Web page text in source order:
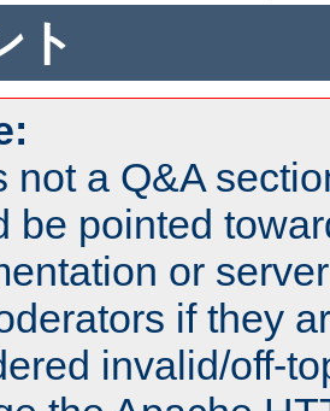
ト
not a Q&A
be pointed
or
if they
invalid/off-